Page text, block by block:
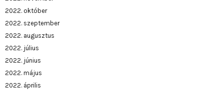
2022. október
2022. szeptember
2022. augusztus
2022. július
2022. június
2022. május
2022. április